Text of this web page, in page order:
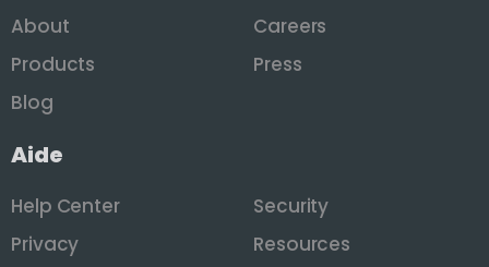
About
Products
Blog
Careers
Press
Aide
Help Center
Privacy
Security
Resources